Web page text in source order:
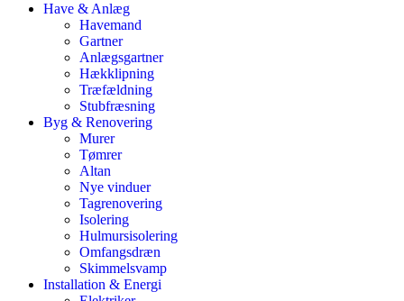
Have & Anlæg
Havemand
Gartner
Anlægsgartner
Hækklipning
Træfældning
Stubfræsning
Byg & Renovering
Murer
Tømrer
Altan
Nye vinduer
Tagrenovering
Isolering
Hulmursisolering
Omfangsdræn
Skimmelsvamp
Installation & Energi